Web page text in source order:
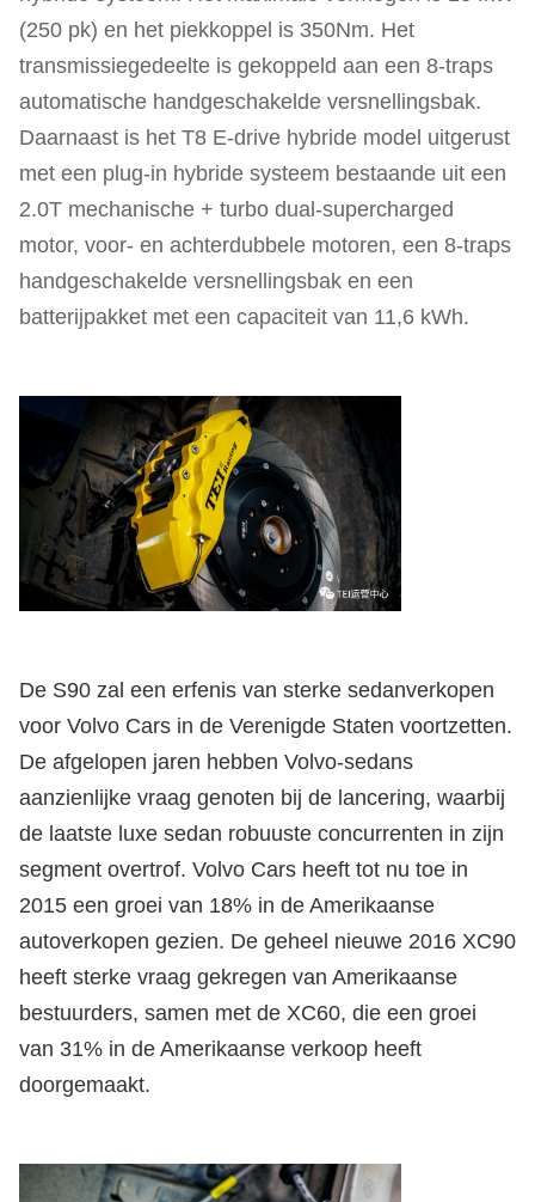
(250 pk) en het piekkoppel is 350Nm. Het
transmissiegedeelte is gekoppeld aan een 8-traps
automatische handgeschakelde versnellingsbak.
Daarnaast is het T8 E-drive hybride model uitgerust
met een plug-in hybride systeem bestaande uit een
2.0T mechanische + turbo dual-supercharged
motor, voor- en achterdubbele motoren, een 8-traps
handgeschakelde versnellingsbak en een
batterijpakket met een capaciteit van 11,6 kWh.
De S90 zal een erfenis van sterke sedanverkopen
voor Volvo Cars in de Verenigde Staten voortzetten.
De afgelopen jaren hebben Volvo-sedans
aanzienlijke vraag genoten bij de lancering, waarbij
de laatste luxe sedan robuuste concurrenten in zijn
segment overtrof. Volvo Cars heeft tot nu toe in
2015 een groei van 18% in de Amerikaanse
autoverkopen gezien. De geheel nieuwe 2016 XC90
heeft sterke vraag gekregen van Amerikaanse
bestuurders, samen met de XC60, die een groei
van 31% in de Amerikaanse verkoop heeft
doorgemaakt.